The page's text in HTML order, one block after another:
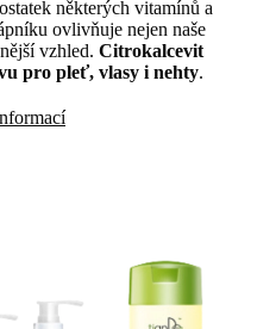
některých vitamínů a
ovlivňuje nejen naše
vzhled. Citrokalcevit
pro pleť, vlasy i nehty.